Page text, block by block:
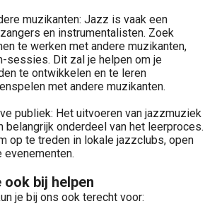
muzikanten: Jazz is vaak een
en instrumentalisten. Zoek
te werken met andere muzikanten,
sessies. Dit zal je helpen om je
te ontwikkelen en te leren
met andere muzikanten.
publiek: Het uitvoeren van jazzmuziek
belangrijk onderdeel van het leerproces.
op te treden in lokale jazzclubs, open
evenementen.
ook bij helpen
je bij ons ook terecht voor: